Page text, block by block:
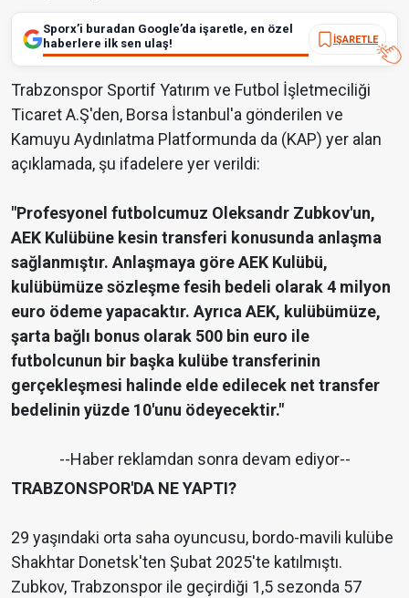
Sporx’i buradan Google’da işaretle, en özel
haberlere ilk sen ulaş!
İŞARETLE
Trabzonspor Sportif Yatırım ve Futbol İşletmeciliği
Ticaret A.Ş'den, Borsa İstanbul'a gönderilen ve
Kamuyu Aydınlatma Platformunda da (KAP) yer alan
açıklamada, şu ifadelere yer verildi:
"Profesyonel futbolcumuz Oleksandr Zubkov'un,
AEK Kulübüne kesin transferi konusunda anlaşma
sağlanmıştır. Anlaşmaya göre AEK Kulübü,
kulübümüze sözleşme fesih bedeli olarak 4 milyon
euro ödeme yapacaktır. Ayrıca AEK, kulübümüze,
şarta bağlı bonus olarak 500 bin euro ile
futbolcunun bir başka kulübe transferinin
gerçekleşmesi halinde elde edilecek net transfer
bedelinin yüzde 10'unu ödeyecektir."
--Haber reklamdan sonra devam ediyor--
TRABZONSPOR'DA NE YAPTI?
29 yaşındaki orta saha oyuncusu, bordo-mavili kulübe
Shakhtar Donetsk'ten Şubat 2025'te katılmıştı.
Zubkov, Trabzonspor ile geçirdiği 1,5 sezonda 57